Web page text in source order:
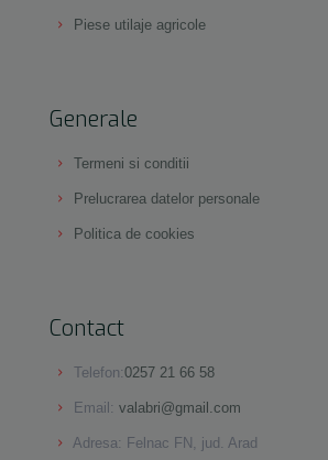
Piese utilaje agricole
Generale
Termeni si conditii
Prelucrarea datelor personale
Politica de cookies
Contact
Telefon:0257 21 66 58
Email:valabri@gmail.com
Adresa: Felnac FN, jud. Arad